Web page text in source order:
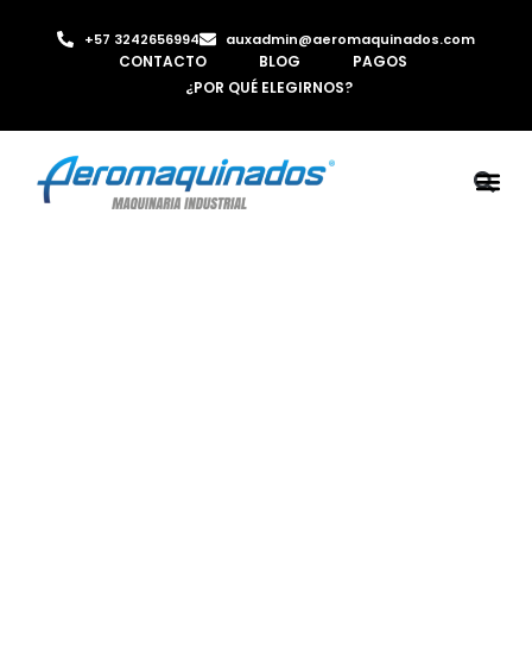
+57 3242656994 auxadmin@aeromaquinados.com
CONTACTO BLOG
PAGOS
¿POR QUÉ ELEGIRNOS?